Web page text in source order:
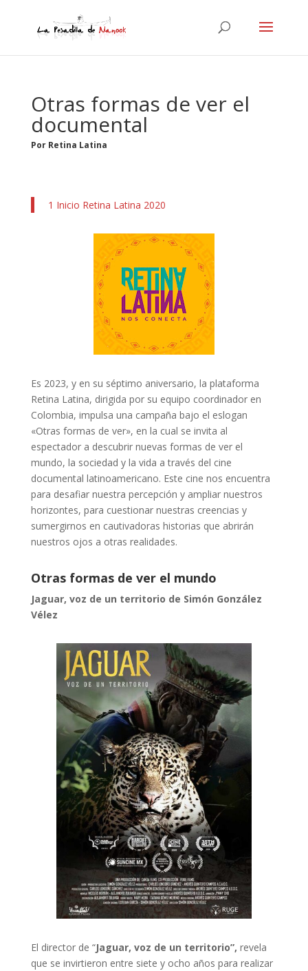
Otras formas de ver el
documental
Por Retina Latina
1 Inicio Retina Latina 2020
Es 2023, y en su séptimo aniversario, la plataforma
Retina Latina, dirigida por su equipo coordinador en
Colombia, impulsa una campaña bajo el eslogan
«Otras formas de ver», en la cual se invita al
espectador a descubrir nuevas formas de ver el
mundo, la sociedad y la vida a través del cine
documental latinoamericano. Este cine nos encuentra
para desafiar nuestra percepción y ampliar nuestros
horizontes, para cuestionar nuestras creencias y
sumergirnos en cautivadoras historias que abrirán
nuestros ojos a otras realidades.
Otras formas de ver el mundo
Jaguar, voz de un territorio de Simón González
Vélez
El director de “Jaguar, voz de un territorio”, revela
que se invirtieron entre siete y ocho años para realizar